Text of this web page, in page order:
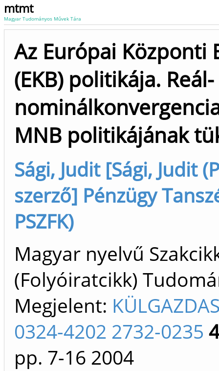
mtmt
Magyar Tudományos Művek Tára
Az Európai Központi
(EKB) politikája.
MNB politikájának
Sági, Judit [Sági, Judit
szerző] Pénzügy
PSZFK)
Magyar nyelvű
(Folyóiratcikk)
Megjelent:
0324-4202 2732-0235
pp. 7-16 2004